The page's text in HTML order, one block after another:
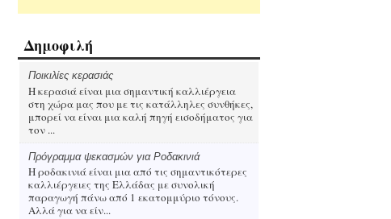
Δημοφιλή
Ποικιλίες κερασιάς
Η κερασιά είναι μια σημαντική καλλιέργεια
στη χώρα μας που με τις κατάλληλες συνθήκες,
μπορεί να είναι μια καλή πηγή εισοδήματος για
τον ...
Πρόγραμμα ψεκασμών για Ροδακινιά
Η ροδακινιά είναι μια από τις σημαντικότερες
καλλιέργειες της Ελλάδας με συνολική
παραγωγή πάνω από 1 εκατομμύριο τόνους.
Αλλά για να είν...